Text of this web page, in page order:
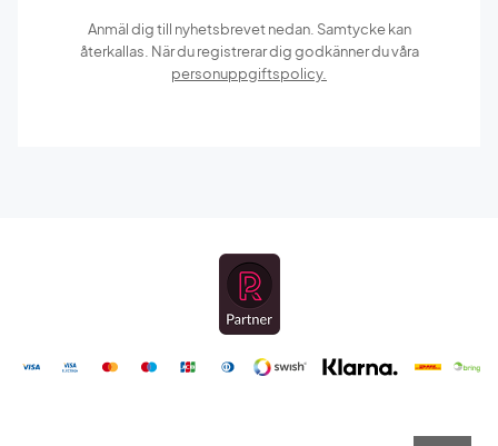
Anmäl dig till nyhetsbrevet nedan. Samtycke kan
återkallas. När du registrerar dig godkänner du våra
personuppgiftspolicy.